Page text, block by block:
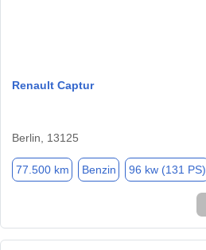
Renault Captur
Berlin, 13125
77.500 km Benzin 96 kw (131 PS)